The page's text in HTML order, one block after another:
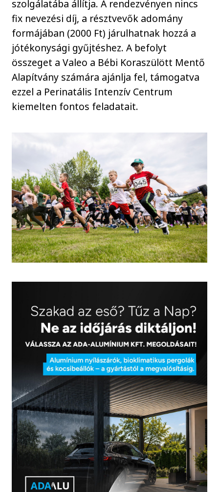
szolgálatába állítja. A rendezvényen nincs
fix nevezési díj, a résztvevők adomány
formájában (2000 Ft) járulhatnak hozzá a
jótékonysági gyűjtéshez. A befolyt
összeget a Valeo a Bébi Koraszülött Mentő
Alapítvány számára ajánlja fel, támogatva
ezzel a Perinatális Intenzív Centrum
kiemelten fontos feladatait.